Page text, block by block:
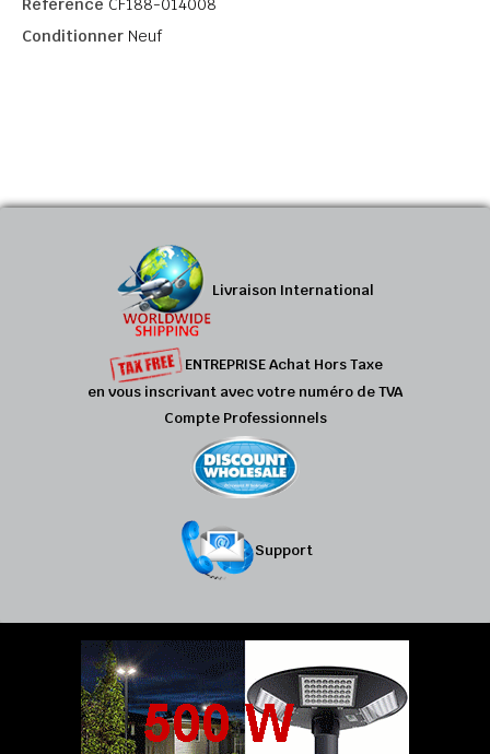
Référence CF188-014008
Conditionner Neuf
Livraison International
ENTREPRISE Achat Hors Taxe
en vous inscrivant avec votre numéro de TVA
Compte Professionnels
Support